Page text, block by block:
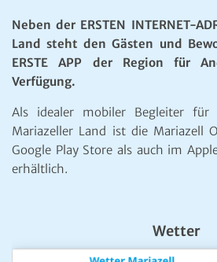
Kontakt:Ing. Werner Girrer | Wiener
E-Mail:
Mariazell Online © 1997 - 2026. Alle
Impressum|